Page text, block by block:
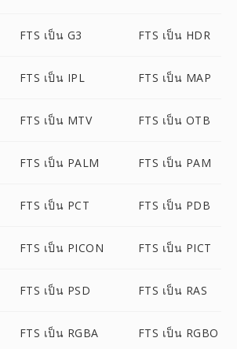
FTS เป็น G3 FTS เป็น HDR
FTS เป็น IPL FTS เป็น MAP
FTS เป็น MTV FTS เป็น OTB
FTS เป็น PALM FTS เป็น PAM
FTS เป็น PCT FTS เป็น PDB
FTS เป็น PICON FTS เป็น PICT
FTS เป็น PSD FTS เป็น RAS
FTS เป็น RGBA FTS เป็น RGBO